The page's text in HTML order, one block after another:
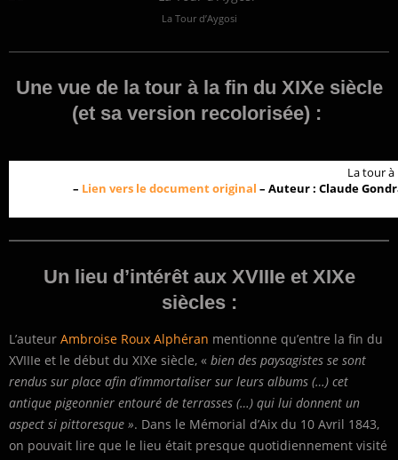
La Tour d’Aygosi
Une vue de la tour à la fin du XIXe siècle
(et sa version recolorisée) :
La tour à
– Lien vers le document original – Auteur : Claude
Un lieu d’intérêt aux XVIIIe et XIXe
siècles :
L’auteur Ambroise Roux Alphéran mentionne qu’entre la fin du
XVIIIe et le début du XIXe siècle, « bien des paysagistes se sont
rendus sur place afin d’immortaliser sur leurs albums (…) cet
antique pigeonnier entouré de terrasses (…) qui lui donnent un
aspect si pittoresque ». Dans le Mémorial d’Aix du 10 Avril 1843,
on pouvait lire que le lieu était presque quotidiennement visité